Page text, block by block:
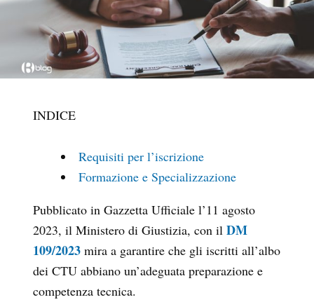
INDICE
Requisiti per l’iscrizione
Formazione e Specializzazione
Pubblicato in Gazzetta Ufficiale l’11 agosto
2023, il Ministero di Giustizia, con il DM
109/2023 mira a garantire che gli iscritti all’albo
dei CTU abbiano un’adeguata preparazione e
competenza tecnica.